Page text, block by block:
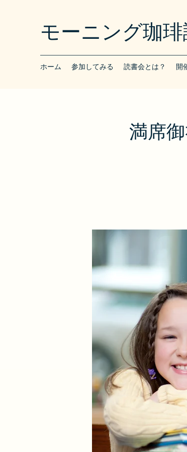
モーニング珈
ホーム 参加してみる 読書会とは？ 開
満席